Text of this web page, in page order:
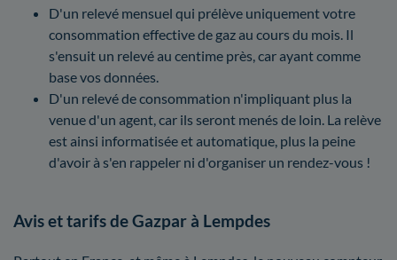
D'un relevé mensuel qui prélève uniquement votre
consommation effective de gaz au cours du mois. Il
s'ensuit un relevé au centime près, car ayant comme
base vos données.
D'un relevé de consommation n'impliquant plus la
venue d'un agent, car ils seront menés de loin. La relève
est ainsi informatisée et automatique, plus la peine
d'avoir à s'en rappeler ni d'organiser un rendez-vous !
Avis et tarifs de Gazpar à Lempdes